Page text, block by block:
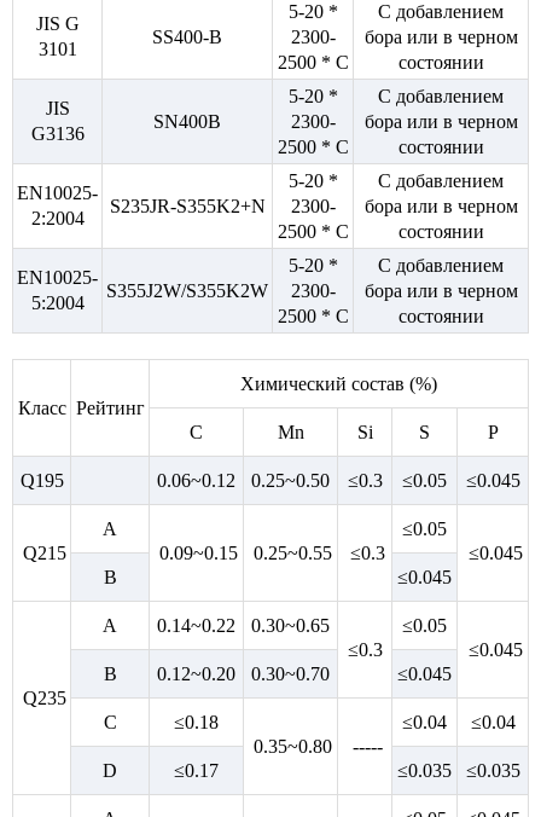
JIS G
3101
SS400-B
5-20 *
2300-
2500 * C
С добавлением
бора или в черном
состоянии
JIS
G3136
SN400B
5-20 *
2300-
2500 * C
С добавлением
бора или в черном
состоянии
EN10025-
2:2004
S235JR-S355K2+N
5-20 *
2300-
2500 * C
С добавлением
бора или в черном
состоянии
EN10025-
5:2004
S355J2W/S355K2W
5-20 *
2300-
2500 * C
С добавлением
бора или в черном
состоянии
Класс Рейтинг
Химический состав (%)
C Mn Si S P
Q195 0.06~0.12 0.25~0.50 ≤0.3 ≤0.05 ≤0.045
Q215
A
0.09~0.15
0.25~0.55 ≤0.3
≤0.05
≤0.045
B
≤0.045
Q235
A 0.14~0.22
0.30~0.65
≤0.3
≤0.05
≤0.045
B
0.12~0.20 0.30~0.70 ≤0.045
C
≤0.18
0.35~0.80
-----
≤0.04 ≤0.04
D ≤0.17 ≤0.035 ≤0.035